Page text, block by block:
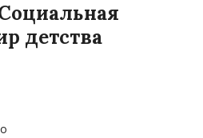
детства